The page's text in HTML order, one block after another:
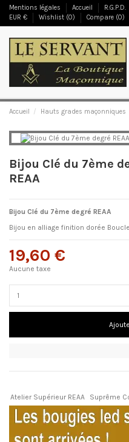
Mentions légales Accueil
R.G.P.D.
EUR €
Wishlist (0) Compare (0)
Accueil Hauts grades maçonniques
Bijou Clé du 7ème
REAA
Bijou Clé du 7ème degré REAA
Bijou en alliage finition dorée
19,60 €
Aucune taxe
Atelier Supérieur REAA Suprême